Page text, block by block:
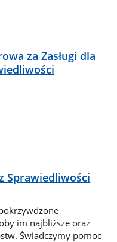
za Zasługi dla
Sprawiedliwości
im najbliższe oraz
Świadczymy pomoc